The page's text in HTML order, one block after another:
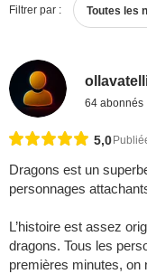
Filtrer par : Toutes les
64 abonnés
5,0
Dragons est un
personnages
L’histoire est assez
dragons. Tous les
premières minutes, on